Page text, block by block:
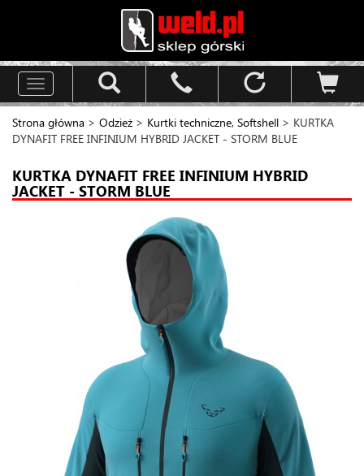
Toggle
navigation
Strona główna > Odzież > Kurtki techniczne, Softshell > KURTKA
DYNAFIT FREE INFINIUM HYBRID JACKET - STORM BLUE
KURTKA DYNAFIT FREE INFINIUM HYBRID
JACKET - STORM BLUE